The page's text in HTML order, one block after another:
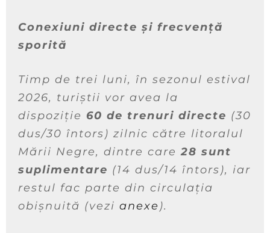
Conexiuni directe și frecvență
sporită
Timp de trei luni, în sezonul estival
2026, turiștii vor avea la
dispoziție 60 de trenuri directe (30
dus/30 întors) zilnic către litoralul
Mării Negre, dintre care28 sunt
suplimentare (14 dus/14 întors), iar
restul fac parte din circulația
obișnuită (vezi anexe ).